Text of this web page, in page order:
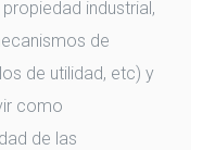
industrial,
de
de utilidad, etc) y
como
de las